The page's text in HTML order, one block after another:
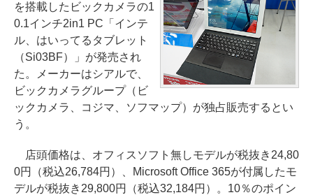
を搭載したビックカメラの1
0.1インチ2in1 PC「インテ
ル、はいってるタブレット
（Si03BF）」が発売され
た。メーカーはシアルで、
ビックカメラグループ（ビ
ックカメラ、コジマ、ソフマップ）が独占販売するとい
う。
店頭価格は、オフィスソフト無しモデルが税抜き24,80
0円（税込26,784円）、Microsoft Office 365が付属したモ
デルが税抜き29,800円（税込32,184円）。10％のポイン